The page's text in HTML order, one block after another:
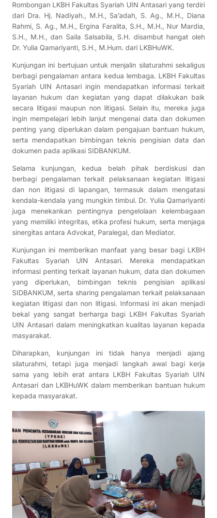
Rombongan LKBH Fakultas Syariah UIN Antasari yang terdiri
dari Dra. Hj. Nadiyah., M.H., Sa’adah, S. Ag., M.H., Diana
Rahmi, S. Ag., M.H., Ergina Faralita, S.H., M.H., Nur Mardia,
S.H., M.H., dan Saila Salsabila, S.H. disambut hangat oleh
Dr. Yulia Qamariyanti, S.H., M.Hum. dari LKBHuWK.
Kunjungan ini bertujuan untuk menjalin silaturahmi sekaligus
berbagi pengalaman antara kedua lembaga. LKBH Fakultas
Syariah UIN Antasari ingin mendapatkan informasi terkait
layanan hukum dan kegiatan yang dapat dilakukan baik
secara litigasi maupun non litigasi. Selain itu, mereka juga
ingin mempelajari lebih lanjut mengenai data dan dokumen
penting yang diperlukan dalam pengajuan bantuan hukum,
serta mendapatkan bimbingan teknis pengisian data dan
dokumen pada aplikasi SIDBANKUM.
Selama kunjungan, kedua belah pihak berdiskusi dan
berbagi pengalaman terkait pelaksanaan kegiatan litigasi
dan non litigasi di lapangan, termasuk dalam mengatasi
kendala-kendala yang mungkin timbul. Dr. Yulia Qamariyanti
juga menekankan pentingnya pengelolaan kelembagaan
yang memiliki integritas, etika profesi hukum, serta menjaga
sinergitas antara Advokat, Paralegal, dan Mediator.
Kunjungan ini memberikan manfaat yang besar bagi LKBH
Fakultas Syariah UIN Antasari. Mereka mendapatkan
informasi penting terkait layanan hukum, data dan dokumen
yang diperlukan, bimbingan teknis pengisian aplikasi
SIDBANKUM, serta sharing pengalaman terkait pelaksanaan
kegiatan litigasi dan non litigasi. Informasi ini akan menjadi
bekal yang sangat berharga bagi LKBH Fakultas Syariah
UIN Antasari dalam meningkatkan kualitas layanan kepada
masyarakat.
Diharapkan, kunjungan ini tidak hanya menjadi ajang
silaturahmi, tetapi juga menjadi langkah awal bagi kerja
sama yang lebih erat antara LKBH Fakultas Syariah UIN
Antasari dan LKBHuWK dalam memberikan bantuan hukum
kepada masyarakat.